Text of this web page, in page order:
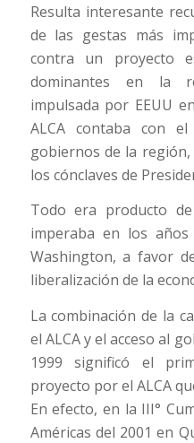
Resulta interesante
de las gestas más
contra un proyecto
dominantes en la
impulsada por EEUU
ALCA contaba con
gobiernos de la región,
los cónclaves de
Todo era producto
imperaba en los
Washington, a favor
liberalización de la
La combinación de la
el ALCA y el acceso al
1999 significó el
proyecto por el ALCA
En efecto, en la III°
Américas del 2001 en